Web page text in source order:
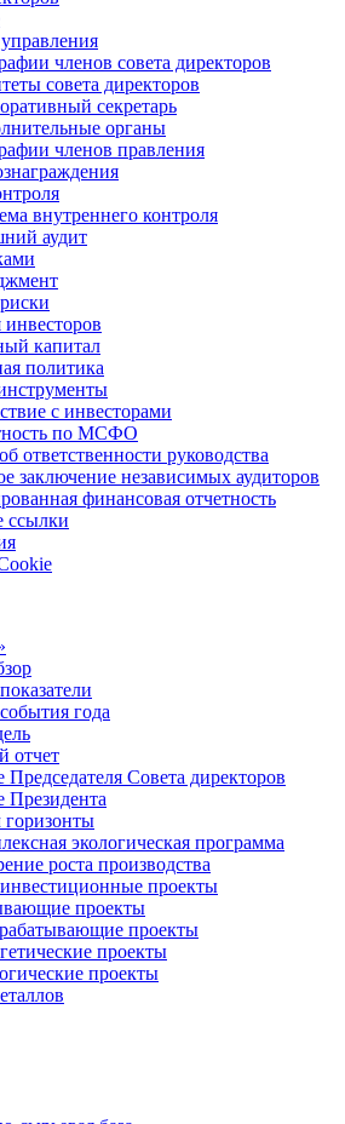
членов совета директоров
совета директоров
секретарь
органы
членов правления
внутреннего контроля
аудит
капитал
политика
с инвеcторами
по МСФО
ответственности руководства
заключение независимых аудиторов
финансовая отчетность
ссылки
года
отчет
Совета директоров
экологическая программа
роста производства
проекты
проекты
проекты
проекты
проекты